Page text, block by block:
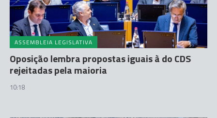
ASSEMBLEIA LEGISLATIVA
Oposição lembra propostas iguais à do CDS
rejeitadas pela maioria
10:18